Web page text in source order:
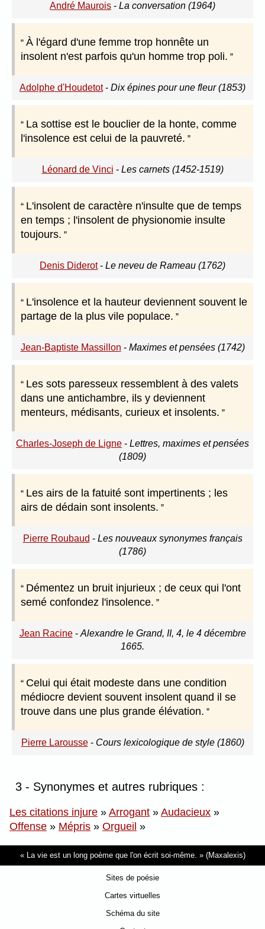
André Maurois - La conversation (1964)
À l'égard d'une femme trop honnête un
insolent n'est parfois qu'un homme trop poli.
Adolphe d'Houdetot- Dix épines pour une fleur (1853)
La sottise est le bouclier de la honte, comme
l'insolence est celui de la pauvreté.
Léonard de Vinci - Les carnets (1452-1519)
L'insolent de caractère n'insulte que de temps
en temps ; l'insolent de physionomie insulte
toujours.
Denis Diderot- Le neveu de Rameau (1762)
L'insolence et la hauteur deviennent souvent le
partage de la plus vile populace.
Jean-Baptiste Massillon - Maximes et pensées (1742)
Les sots paresseux ressemblent à des valets
dans une antichambre, ils y deviennent
menteurs, médisants, curieux et insolents.
Charles-Joseph de Ligne - Lettres, maximes et pensées
(1809)
Les airs de la fatuité sont impertinents ; les
airs de dédain sont insolents.
Pierre Roubaud - Les nouveaux synonymes français
(1786)
Démentez un bruit injurieux ; de ceux qui l'ont
semé confondez l'insolence.
Jean Racine- Alexandre le Grand, II, 4, le 4 décembre
1665.
Celui qui était modeste dans une condition
médiocre devient souvent insolent quand il se
trouve dans une plus grande élévation.
Pierre Larousse- Cours lexicologique de style (1860)
3 - Synonymes et autres rubriques :
Les citations injure » Arrogant » Audacieux »
Offense » Mépris » Orgueil »
La vie est un long poème que l'on écrit soi-même. (Maxalexis)
Sites de poésie
Cartes virtuelles
Schéma du site